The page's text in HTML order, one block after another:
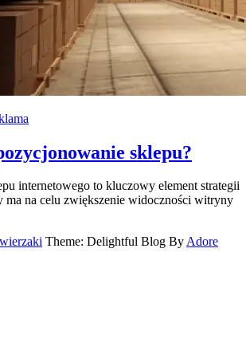
sklepu?
internetowego to kluczowy element strategii
ma na celu zwiększenie widoczności witryny
Theme: Delightful Blog ByAdore